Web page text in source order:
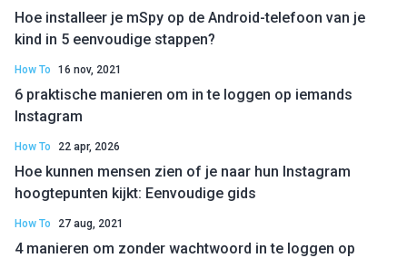
Hoe installeer je mSpy op de Android-telefoon van je
kind in 5 eenvoudige stappen?
How To 16 nov, 2021
6 praktische manieren om in te loggen op iemands
Instagram
How To 22 apr, 2026
Hoe kunnen mensen zien of je naar hun Instagram
hoogtepunten kijkt: Eenvoudige gids
How To 27 aug, 2021
4 manieren om zonder wachtwoord in te loggen op